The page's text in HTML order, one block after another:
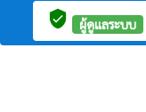
verified_user ผู้ดูแลระบบ